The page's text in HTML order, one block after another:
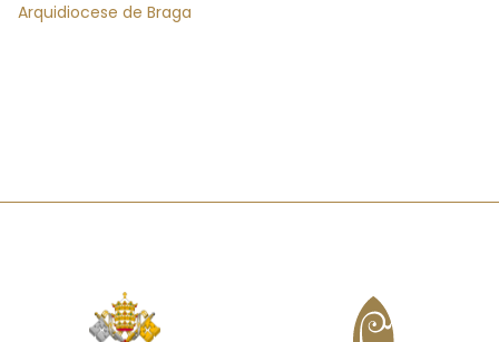
Arquidiocese de Braga